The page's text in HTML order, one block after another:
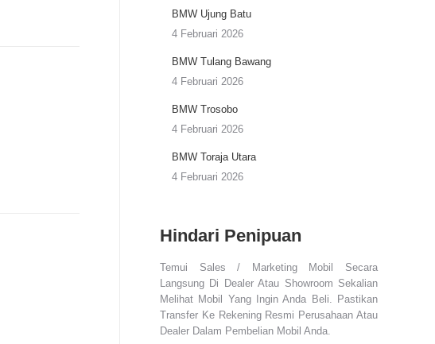
BMW Ujung Batu
4 Februari 2026
BMW Tulang Bawang
4 Februari 2026
BMW Trosobo
4 Februari 2026
BMW Toraja Utara
4 Februari 2026
Hindari Penipuan
Temui Sales / Marketing Mobil Secara
Langsung Di Dealer Atau Showroom Sekalian
Melihat Mobil Yang Ingin Anda Beli. Pastikan
Transfer Ke Rekening Resmi Perusahaan Atau
Dealer Dalam Pembelian Mobil Anda.